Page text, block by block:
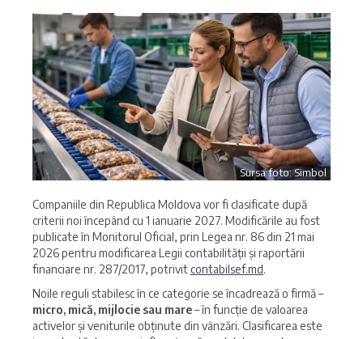
OTP Bank
ProCredit Bank
Victoriabank
Sursa foto: Simbol
Companiile din Republica Moldova vor fi clasificate după
criterii noi începând cu 1 ianuarie 2027. Modificările au fost
publicate în Monitorul Oficial, prin Legea nr. 86 din 21 mai
2026 pentru modificarea Legii contabilității și raportării
financiare nr. 287/2017, potrivitcontabilsef.md.
Noile reguli stabilesc în ce categorie se încadrează o firmă –
micro, mică, mijlocie sau mare– în funcție de valoarea
activelor și veniturile obținute din vânzări. Clasificarea este